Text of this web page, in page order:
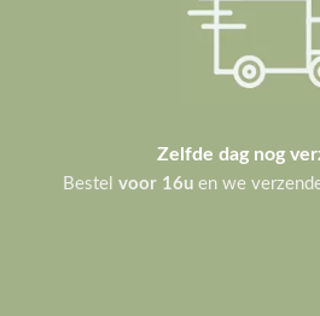
voor 16uen we